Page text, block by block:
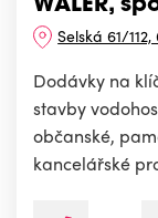
WALER,
Selská 61/
Dodávky na
stavby
občanské,
kancelářské